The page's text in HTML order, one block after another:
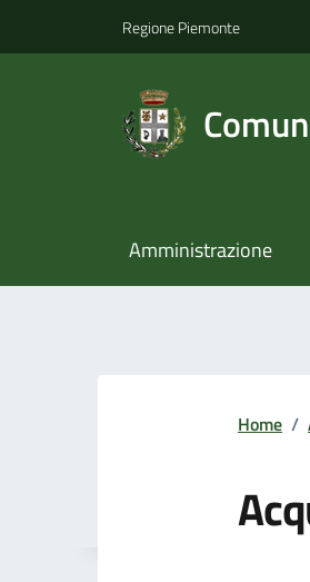
Regione Piemonte
Amministrazione
Home /